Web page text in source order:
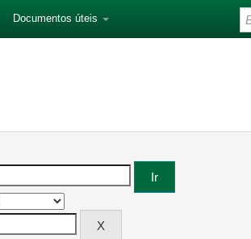
Documentos úteis